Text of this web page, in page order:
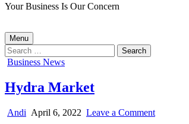
Your Business Is Our Concern
Menu
Search
for:
Posted
Business News
Hydra Market
Author:
Andi
Published
April 6, 2022 Leave a Commenton